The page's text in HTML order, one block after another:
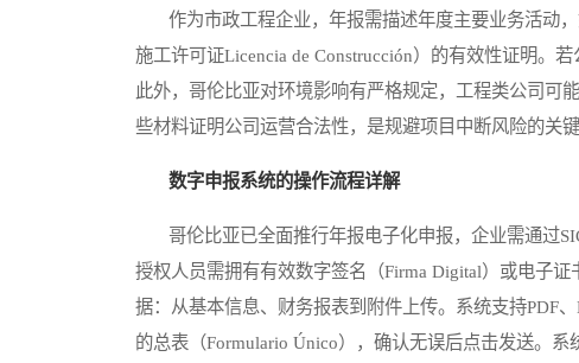
作为市政工程企业，年报需描述年度主要业务活动，
施工许可证Licencia de Construcción）的有效性证明。
此外，哥伦比亚对环境影响有严格规定，工程类公司可
些材料证明公司运营合法性，是规避项目中断风险的关键
数字申报系统的操作流程详解
哥伦比亚已全面推行年报电子化申报，企业需通过
授权人员需拥有有效数字签名（Firma Digital）或电子
据：从基本信息、财务报表到附件上传。系统支持PDF
的总表（Formulario Único），确认无误后点击发送。